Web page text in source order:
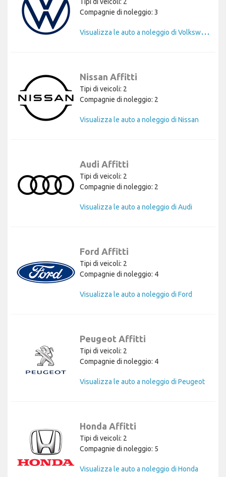
Compagnie di noleggio: 3
V
isualizza le auto a noleggio di Volkswagen
Nissan Affitti
Tipi di veicoli: 2
Compagnie di noleggio: 2
Visualizza le auto a noleggio di Nissan
Audi Affitti
Tipi di veicoli: 2
Compagnie di noleggio: 2
Visualizza le auto a noleggio di Audi
Ford Affitti
Tipi di veicoli: 2
Compagnie di noleggio: 4
Visualizza le auto a noleggio di Ford
Peugeot Affitti
Tipi di veicoli: 2
Compagnie di noleggio: 4
Visualizza le auto a noleggio di Peugeot
Honda Affitti
Tipi di veicoli: 2
Compagnie di noleggio: 5
Visualizza le auto a noleggio di Honda